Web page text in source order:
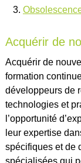
Acquérir de
Acquérir de
formation
développeurs de
technologies et
l’opportunité
leur expertise
spécifiques et de
spécialisées qui